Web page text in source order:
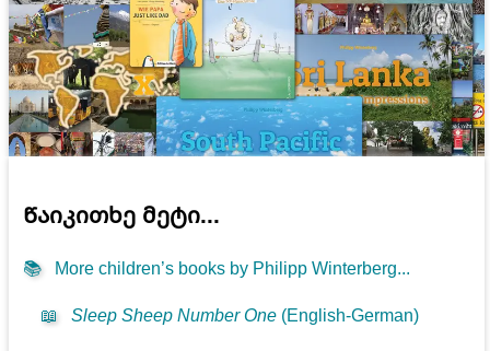
Წაიკითხე მეტი...
📚 More children’s books by Philipp Winterberg...
📖 Sleep Sheep Number One (English-German)